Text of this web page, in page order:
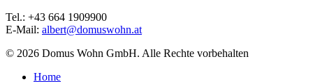
Tel.: +43 664 1909900
E-Mail: albert@domuswohn.at
© 2026 Domus Wohn GmbH. Alle Rechte vorbehalten
Home